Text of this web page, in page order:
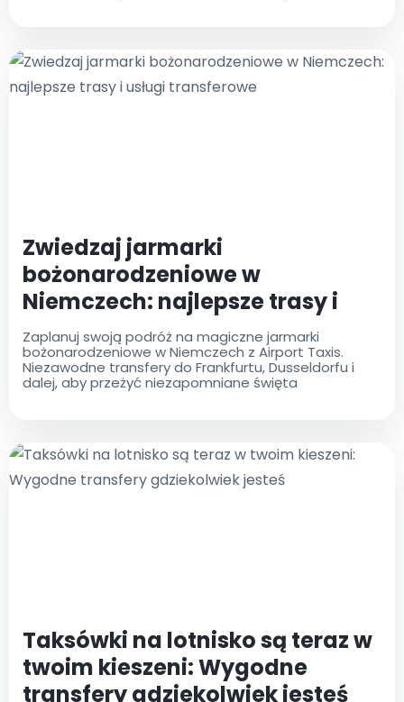
Zwiedzaj jarmarki
bożonarodzeniowe w
Niemczech: najlepsze trasy i
usługi transferowe
Zaplanuj swoją podróż na magiczne jarmarki
bożonarodzeniowe w Niemczech z Airport Taxis.
Niezawodne transfery do Frankfurtu, Dusseldorfu i
dalej, aby przeżyć niezapomniane święta
Taksówki na lotnisko są teraz w
twoim kieszeni: Wygodne
transfery gdziekolwiek jesteś